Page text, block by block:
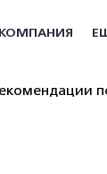
КОМПАНИЯ